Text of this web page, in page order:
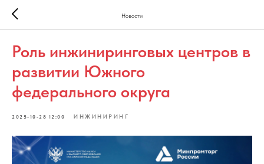
Новости
Роль инжиниринговых центров в
развитии Южного
федерального округа
2025-10-28 12:00 ИНЖИНИРИНГ